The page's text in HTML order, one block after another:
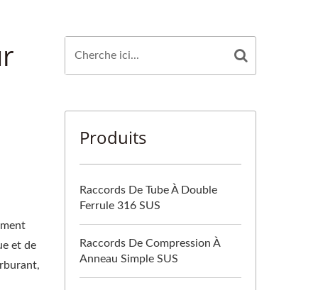
et de
Produits
Raccords De Tube À Double
Ferrule 316 SUS
Raccords De Compression À
Anneau Simple SUS